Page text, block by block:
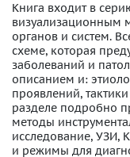
Книга входит в
визуализационным
органов и систем.
схеме, которая
заболеваний и
описанием и:
проявлений,
разделе подробно
методы
исследование, УЗИ,
и режимы для